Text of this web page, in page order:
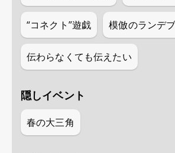
“コネクト”遊戯 模倣のランデ
伝わらなくても伝えたい
隠しイベント
春の大三角